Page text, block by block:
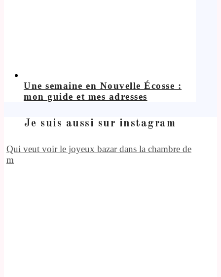
Une semaine en Nouvelle Écosse :
mon guide et mes adresses
Je suis aussi sur instagram
Qui veut voir le joyeux bazar dans la chambre de
m